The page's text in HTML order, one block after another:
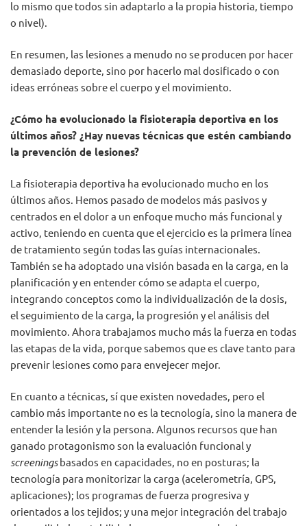
lo mismo que todos sin adaptarlo a la propia historia, tiempo
o nivel).
En resumen, las lesiones a menudo no se producen por hacer
demasiado deporte, sino por hacerlo mal dosificado o con
ideas erróneas sobre el cuerpo y el movimiento.
¿Cómo ha evolucionado la fisioterapia deportiva en los
últimos años? ¿Hay nuevas técnicas que estén cambiando
la prevención de lesiones?
La fisioterapia deportiva ha evolucionado mucho en los
últimos años. Hemos pasado de modelos más pasivos y
centrados en el dolor a un enfoque mucho más funcional y
activo, teniendo en cuenta que el ejercicio es la primera línea
de tratamiento según todas las guías internacionales.
También se ha adoptado una visión basada en la carga, en la
planificación y en entender cómo se adapta el cuerpo,
integrando conceptos como la individualización de la dosis,
el seguimiento de la carga, la progresión y el análisis del
movimiento. Ahora trabajamos mucho más la fuerza en todas
las etapas de la vida, porque sabemos que es clave tanto para
prevenir lesiones como para envejecer mejor.
En cuanto a técnicas, sí que existen novedades, pero el
cambio más importante no es la tecnología, sino la manera de
entender la lesión y la persona. Algunos recursos que han
ganado protagonismo son la evaluación funcional y
screeningsbasados en capacidades, no en posturas; la
tecnología para monitorizar la carga (acelerometría, GPS,
aplicaciones); los programas de fuerza progresiva y
orientados a los tejidos; y una mejor integración del trabajo